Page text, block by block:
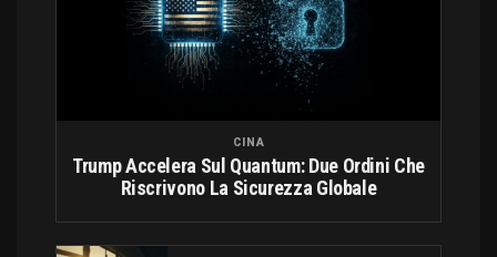
CINA
Trump Accelera Sul Quantum: Due Ordini Che
Riscrivono La Sicurezza Globale